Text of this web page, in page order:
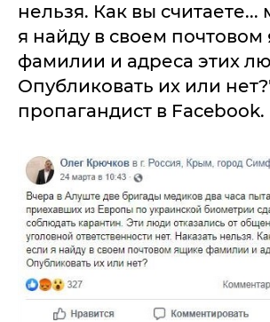
нельзя. Как вы считаете...
я найду в своем
фамилии и адреса этих
Опубликовать их или
пропагандист в Facebook.